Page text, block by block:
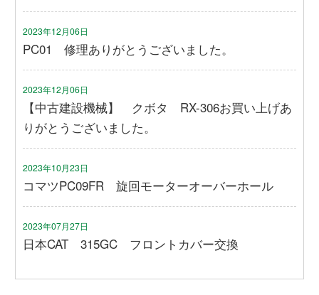
2023年12月06日
PC01 修理ありがとうございました。
2023年12月06日
【中古建設機械】 クボタ RX-306お買い上げあ
りがとうございました。
2023年10月23日
コマツPC09FR 旋回モーターオーバーホール
2023年07月27日
日本CAT 315GC フロントカバー交換